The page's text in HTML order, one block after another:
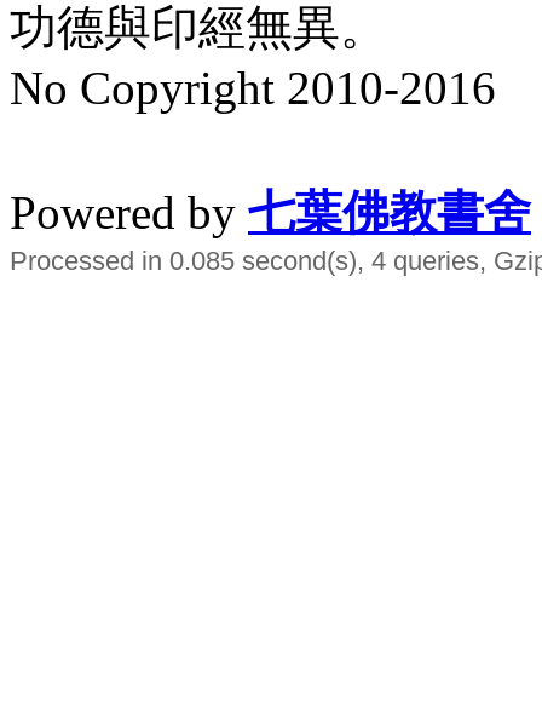
功德與印經無異。
No Copyright 2010-2016
Powered by 七葉佛教書舍
Processed in 0.085 second(s), 4 queries,